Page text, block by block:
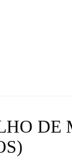
DE